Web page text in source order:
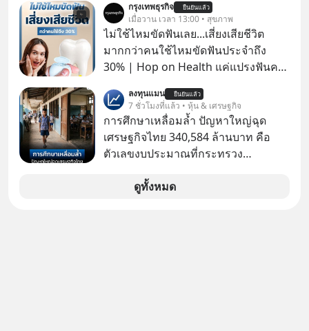
โปรโมชัน ลด 50% ค่าธรรมเนียมซื้อ |
ยอด 2 ล้านบาทขึ้นไป ฟรีค่าธรรมเนียม
ซื้อ
กรุงเทพธุรกิจ ยืนยันแล้ว
เมื่อวาน เวลา 13:00 • สุขภาพ
ไม่ใช้ไหมขัดฟันเลย...เสี่ยงเสียชีวิต
มากกว่าคนใช้ไหมขัดฟันประจำถึง
30% | Hop on Health แค่แปรงฟันคง
อายุ 5,000 คน มีข้อมูลที่น่าสนใจเกี่ยว
กับโรคต่างๆที่เกิดจากการไม่ใช้ไหมขัด
ฟันเป็นประจำ เสี่ยงเกิดโรคนำไปสู่การ
เสียชีวิต...อะไรคือสาเหตุติดตามได้ใน
ลงทุนแมน ยืนยันแล้ว
7 ชั่วโมงที่แล้ว • หุ้น & เศรษฐกิจ
การศึกษาเหลื่อมล้ำ ปัญหาใหญ่ฉุด
เศรษฐกิจไทย 340,584 ล้านบาท คือ
ตัวเลขงบประมาณที่กระทรวง
รายจ่ายประจำปี 2568 ซึ่งมากที่สุดเป็น
ดูทั้งหมด